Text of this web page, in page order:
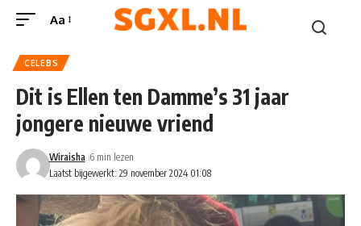
Aa
CELEBS
Dit is Ellen ten Damme’s 31 jaar
jongere nieuwe vriend
Laatst bijgewerkt: 29 november 2024 01:08
Wiraisha 6 min lezen